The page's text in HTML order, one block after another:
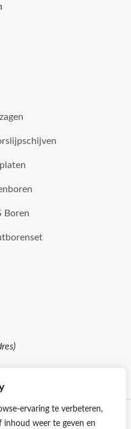
ervaring te verbeteren,
inhoud weer te geven en
Boren